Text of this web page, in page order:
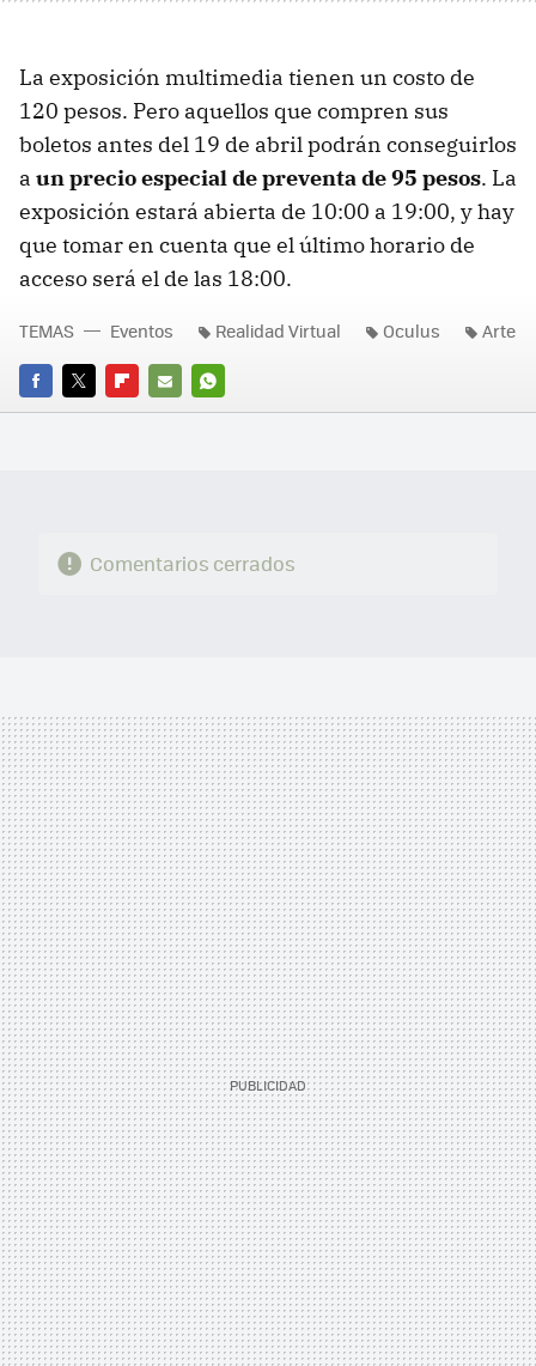
La exposición multimedia tienen un costo de
120 pesos. Pero aquellos que compren sus
boletos antes del 19 de abril podrán conseguirlos
a un precio especial de preventa de 95 pesos. La
exposición estará abierta de 10:00 a 19:00, y hay
que tomar en cuenta que el último horario de
acceso será el de las 18:00.
FACEBOOK
TWITTERFLIPBOARD
E-
WHATSAPP
TEMAS Eventos Realidad Virtual Oculus Arte
Comentarios cerrados